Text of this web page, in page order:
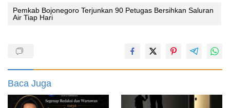
Pemkab Bojonegoro Terjunkan 90 Petugas Bersihkan Saluran
Air Tiap Hari
Baca Juga